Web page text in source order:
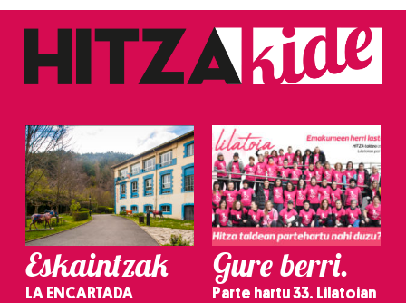
Eskaintzak
LA ENCARTADA
Gure berri.
Parte hartu 33. Lilatoian